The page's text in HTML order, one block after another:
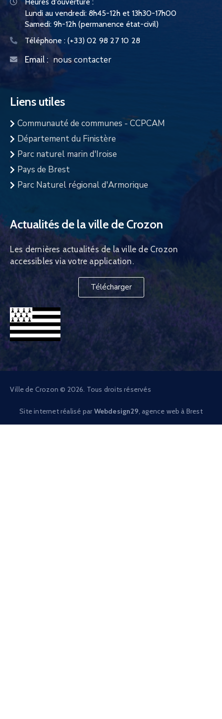
Lundi au vendredi: 8h45-12h et 13h30-17h00
Samedi: 9h-12h (permanence état-civil)
Téléphone : (+33) 02 98 27 10 28
Email : nous contacter
Liens utiles
Communauté de communes - CCPCAM
Département du Finistère
Parc naturel marin d'Iroise
Pays de Brest
Parc Naturel régional d'Armorique
Actualités de la ville de Crozon
Les dernières actualités de la ville de Crozon
accessibles via votre application.
Télécharger
Ville de Crozon © 2026. Tous droits réservés
Site internet réalisé par Webdesign29 , agence web à Brest